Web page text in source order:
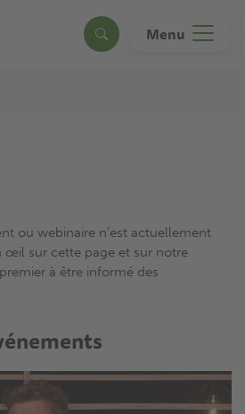
Search Menu
ou webinaire n'est actuellement
œil sur cette page et sur notre
à être informé des